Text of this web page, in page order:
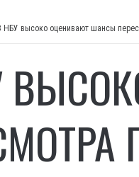
НБУ высоко оценивают шансы